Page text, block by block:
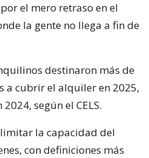
el mero retraso en el
la gente no llega a fin de
destinaron más de
a cubrir el alquiler en 2025,
según el CELS.
la capacidad del
con definiciones más